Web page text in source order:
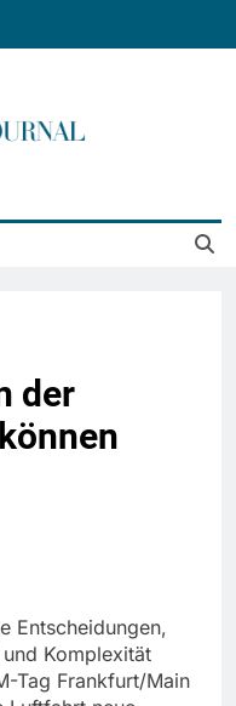
der
Entscheidungen,
Komplexität
Tag Frankfurt/Main